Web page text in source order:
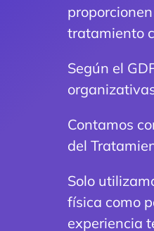
tratamiento
Según el
Contamos
del
Solo
física como
experiencia